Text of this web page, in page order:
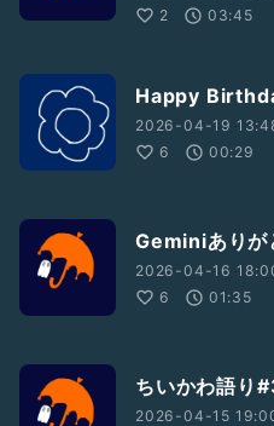
2
03:45
Happy
2026-04-19
6
00:29
Geminiありが
2026-04-16
6
01:35
ちいかわ語り
2026-04-15